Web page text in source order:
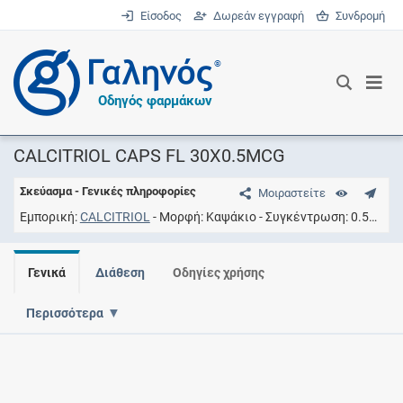
Είσοδος Δωρεάν εγγραφή Συνδρομή
®
Οδηγός φαρμάκων
CALCITRIOL CAPS FL 30X0.5MCG
Μοιραστείτε
Σκεύασμα - Γενικές πληροφορίες
Εμπορική CALCITRIOL Μορφή Καψάκιο Συγκέντρωση 0.5UG/CAP
Γενικά Διάθεση Οδηγίες χρήσης
Περισσότερα